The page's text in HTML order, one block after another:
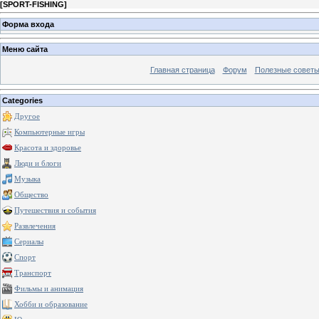
[SPORT-FISHING]
Форма входа
Меню сайта
Главная страница Форум Полезные советы
Categories
Другое
Компьютерные игры
Красота и здоровье
Люди и блоги
Музыка
Общество
Путешествия и события
Развлечения
Сериалы
Спорт
Транспорт
Фильмы и анимация
Хобби и образование